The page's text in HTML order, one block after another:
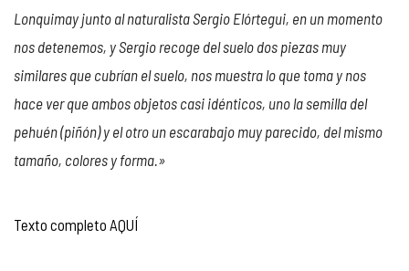
Lonquimay junto al naturalista Sergio Elórtegui, en un momento
nos detenemos, y Sergio recoge del suelo dos piezas muy
similares que cubrían el suelo, nos muestra lo que toma y nos
hace ver que ambos objetos casi idénticos, uno la semilla del
pehuén (piñón) y el otro un escarabajo muy parecido, del mismo
tamaño, colores y forma.»
Texto completo AQUÍ